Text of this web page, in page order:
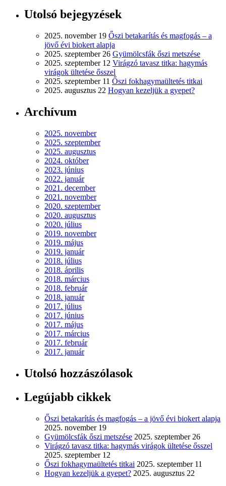
Utolsó bejegyzések
2025. november 19 Őszi betakarítás és magfogás – a
jövő évi biokert alapja
2025. szeptember 26 Gyümölcsfák őszi metszése
2025. szeptember 12 Virágzó tavasz titka: hagymás
virágok ültetése ősszel
2025. szeptember 11 Őszi fokhagymaültetés titkai
2025. augusztus 22 Hogyan kezeljük a gyepet?
Archívum
2025. november
2025. szeptember
2025. augusztus
2024. október
2023. június
2022. január
2021. december
2021. november
2020. szeptember
2020. augusztus
2020. július
2019. november
2019. május
2019. január
2018. július
2018. április
2018. március
2018. február
2018. január
2017. július
2017. június
2017. május
2017. március
2017. február
2017. január
Utolsó hozzászólasok
Legújabb cikkek
Őszi betakarítás és magfogás – a jövő évi biokert alapja
2025. november 19
Gyümölcsfák őszi metszése 2025. szeptember 26
Virágzó tavasz titka: hagymás virágok ültetése ősszel
2025. szeptember 12
Őszi fokhagymaültetés titkai 2025. szeptember 11
Hogyan kezeljük a gyepet? 2025. augusztus 22